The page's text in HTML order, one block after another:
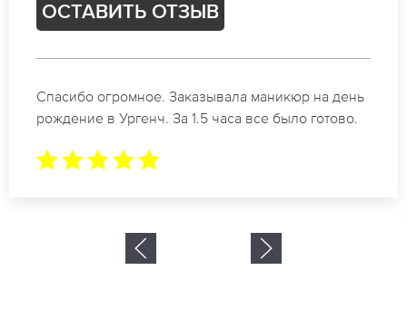
ОСТАВИТЬ ОТЗЫВ
Идеальные специалисты своего дела по
маникюру в Ургенч. Замечательный результат.